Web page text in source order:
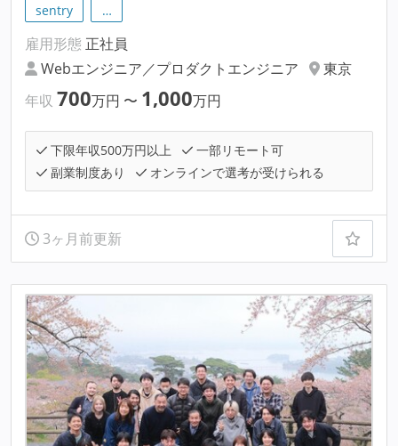
sentry
…
雇用形態 正社員
Webエンジニア／プロダクトエンジニア
東京
年収 700万円 〜 1,000万円
下限年収500万円以上
一部リモート可
副業制度あり
オンラインで選考が受けられる
3ヶ月前更新